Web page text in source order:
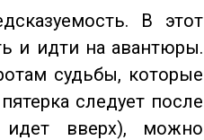
В этот
и идти на авантюры.
судьбы, которые
следует после
идет вверх), можно